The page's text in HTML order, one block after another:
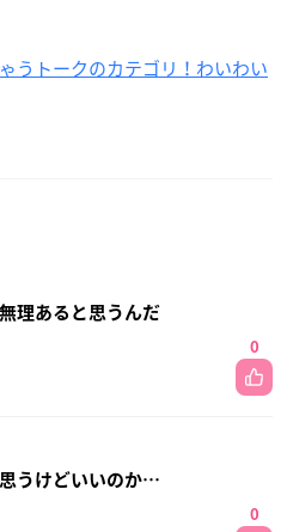
うトークのカテゴリ！わいわい
理あると思うんだ
0
うけどいいのか…
0